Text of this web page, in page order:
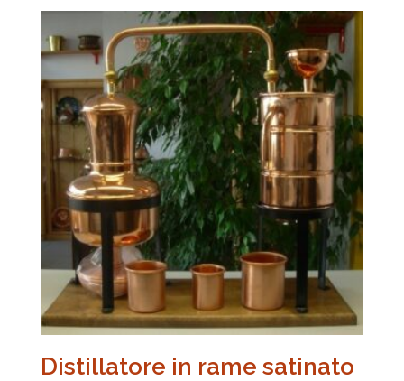
Distillatore in rame satinato